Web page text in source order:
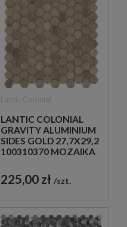
LANTIC COLONIAL
GRAVITY ALUMINIUM
SIDES GOLD 27,7X29,2
100310370 MOZAIKA
METALOWA
225,00 zł szt.